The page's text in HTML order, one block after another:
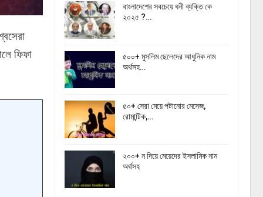
ফিফা
বাংলাদেশের সবচেয়ে ধনী ব্যক্তি কে
২০২৫ ?…
৫০০+ মুসলিম ছেলেদের আধুনিক নাম
অর্থসহ…
৫০+ সেরা মেয়ে পটানোর মেসেজ,
রোমান্টিক,…
২০০+ ন দিয়ে মেয়েদের ইসলামিক নাম
অর্থসহ